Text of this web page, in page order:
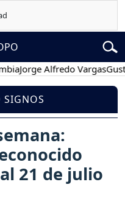
Alfredo VargasGustavo
SIGNOS
21 de julio